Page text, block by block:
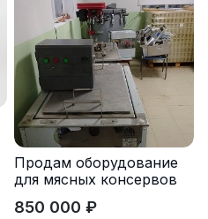
Продам оборудование
для мясных консервов
850 000 ₽